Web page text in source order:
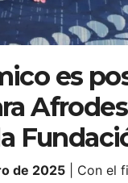
es
de 2025 | Con el